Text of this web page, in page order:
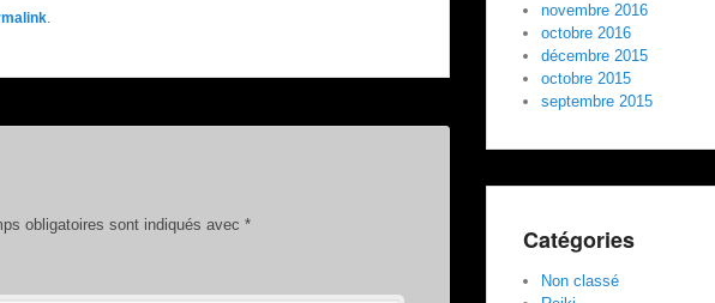
obligatoires sont indiqués avec *
novembre 2016
octobre 2016
décembre 2015
octobre 2015
septembre 2015
Catégories
Non classé